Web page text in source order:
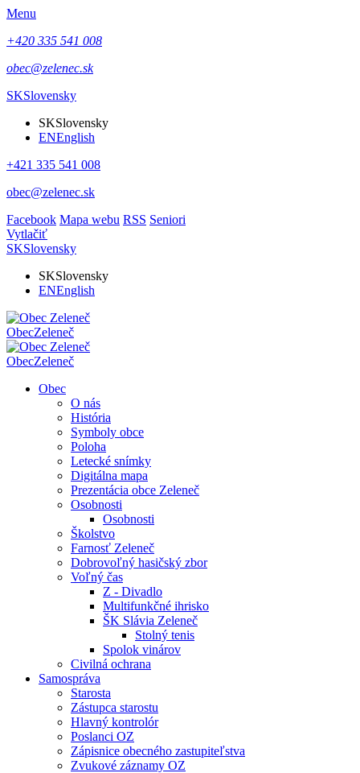
Menu
+420 335 541 008
obec@zelenec.sk
SKSlovensky
SKSlovensky
ENEnglish
+421 335 541 008
obec@zelenec.sk
Facebook Mapa webu RSS Seniori
Vytlačiť
SKSlovensky
SKSlovensky
ENEnglish
ObecZeleneč
ObecZeleneč
Obec
O nás
História
Symboly obce
Poloha
Letecké snímky
Digitálna mapa
Prezentácia obce Zeleneč
Osobnosti
Osobnosti
Školstvo
Farnosť Zeleneč
Dobrovoľný hasičský zbor
Voľný čas
Z - Divadlo
Multifunkčné ihrisko
ŠK Slávia Zeleneč
Stolný tenis
Spolok vinárov
Civilná ochrana
Samospráva
Starosta
Zástupca starostu
Hlavný kontrolór
Poslanci OZ
Zápisnice obecného zastupiteľstva
Zvukové záznamy OZ